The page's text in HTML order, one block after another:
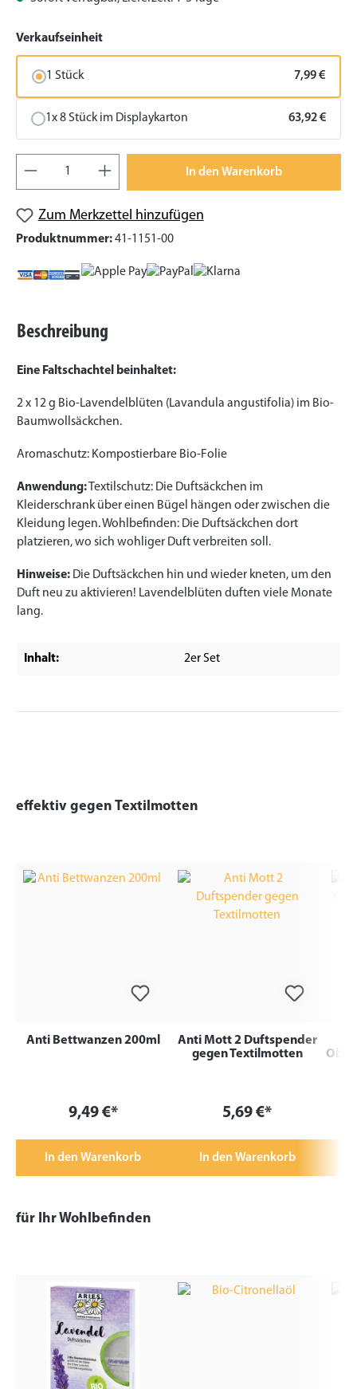
Verkaufseinheitauswählen
1 Stück 7,99 €
1x 8 Stück im Displaykarton 63,92 €
Produkt Anzahl: Gib den gewünschten
In den Warenkorb
Zum Merkzettel hinzufügen
Produktnummer:41-1151-00
Beschreibung
Eine Faltschachtel beinhaltet:
2 x 12 g Bio-Lavendelblüten (Lavandula angustifolia) im Bio-
Baumwollsäckchen.
Aromaschutz: Kompostierbare Bio-Folie
Anwendung:Textilschutz: Die Duftsäckchen im
Kleiderschrank über einen Bügel hängen oder zwischen die
Kleidung legen. Wohlbefinden: Die Duftsäckchen dort
platzieren, wo sich wohliger Duft verbreiten soll.
Hinweise: Die Duftsäckchen hin und wieder kneten, um den
Duft neu zu aktivieren! Lavendelblüten duften viele Monate
lang.
Inhalt: 2er Set
effektiv gegen Textilmotten
Anti Bettwanzen 200ml
9,49 €*
In den Warenkorb
Anti Mott 2 Duftspender
gegen Textilmotten
5,69 €*
In den Warenkorb
für Ihr Wohlbefinden